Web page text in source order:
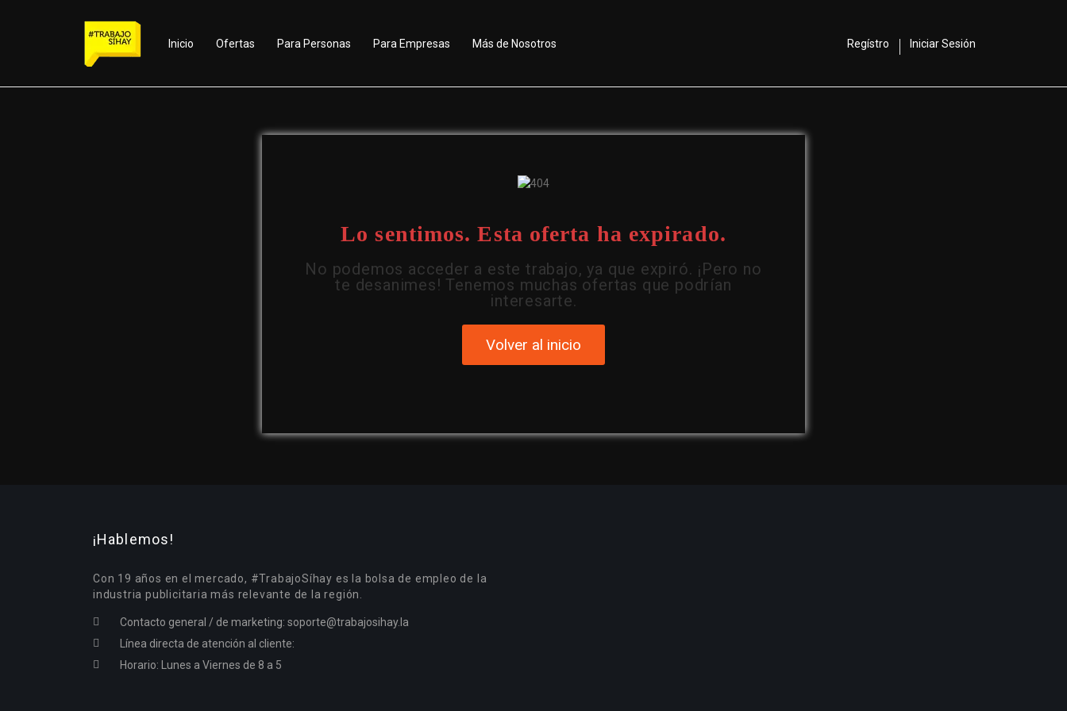
Inicio Ofertas Para Personas Para Empresas Más de Nosotros Regístro Iniciar Sesión
Lo sentimos. Esta oferta ha expirado.
No podemos acceder a este trabajo, ya que expiró. ¡Pero no
te desanimes! Tenemos muchas ofertas que podrían
interesarte.
Volver al inicio
¡Hablemos!
Con 19 años en el mercado, #TrabajoSíhay es la bolsa de empleo de la
industria publicitaria más relevante de la región.
Contacto general / de marketing: soporte@trabajosihay.la
Línea directa de atención al cliente:
Horario: Lunes a Viernes de 8 a 5